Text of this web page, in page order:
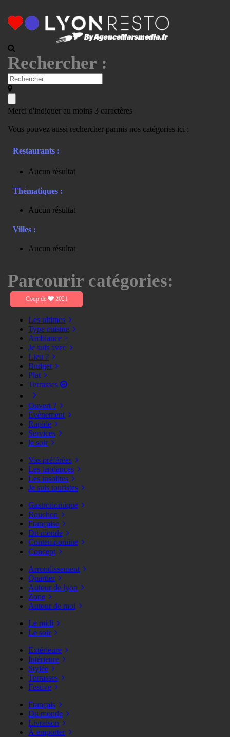
Rechercher :
Merci d'indiquer au moins 3 caractères
Vous pouvez aussi rechercher parmis nos catégories ici :
Restaurants :
Aucun résultat
Thématiques :
Aucun résultat
Villes :
Aucun résultat
Parcourir catégories:
Coup de 2021
Les ultimes
Type cuisine
Ambiance >
Je suis avec
Lieu ?
Budget
Plat
Terrasses
Ouvert ?
Evènement
Rapide
Services
le soir
Vos préférées
Les tendances
Les insolites
Je suis touristes
Gastronomique
Bouchon
Française
Du monde
Contemporaine
Concept
Arrondissement
Quartier
Autour de lyon
Zone
Autour de moi
Le midi
Le soir
Extérieure
Intérieure
Stylée
Terrasses
Festive
Français
Du monde
Livraison
À emporter